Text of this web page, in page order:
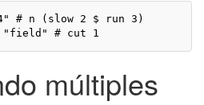
# n (slow 2 $ run 3)
"field" # cut 1
múltiples